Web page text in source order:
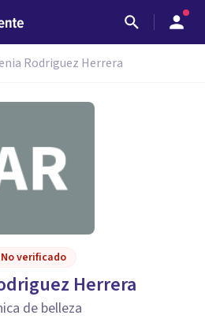
Rodriguez Herrera
No verificado
Herrera
de belleza